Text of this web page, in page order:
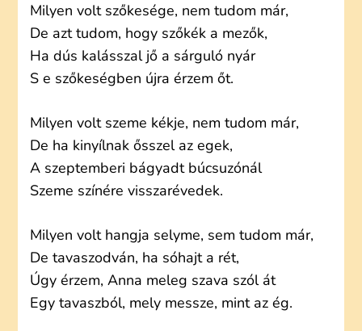
Milyen volt szőkesége, nem tudom már,
De azt tudom, hogy szőkék a mezők,
Ha dús kalásszal jő a sárguló nyár
S e szőkeségben újra érzem őt.
Milyen volt szeme kékje, nem tudom már,
De ha kinyílnak ősszel az egek,
A szeptemberi bágyadt búcsuzónál
Szeme színére visszarévedek.
Milyen volt hangja selyme, sem tudom már,
De tavaszodván, ha sóhajt a rét,
Úgy érzem, Anna meleg szava szól át
Egy tavaszból, mely messze, mint az ég.